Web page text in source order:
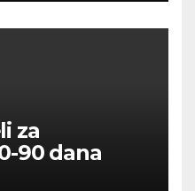
za
90 dana